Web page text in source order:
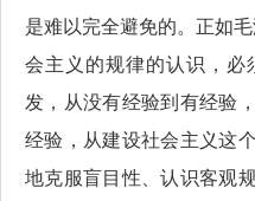
是难以完全避免的。正如
会主义的规律的认识，必
发，从没有经验到有经验
经验，从建设社会主义这
地克服盲目性、认识客观